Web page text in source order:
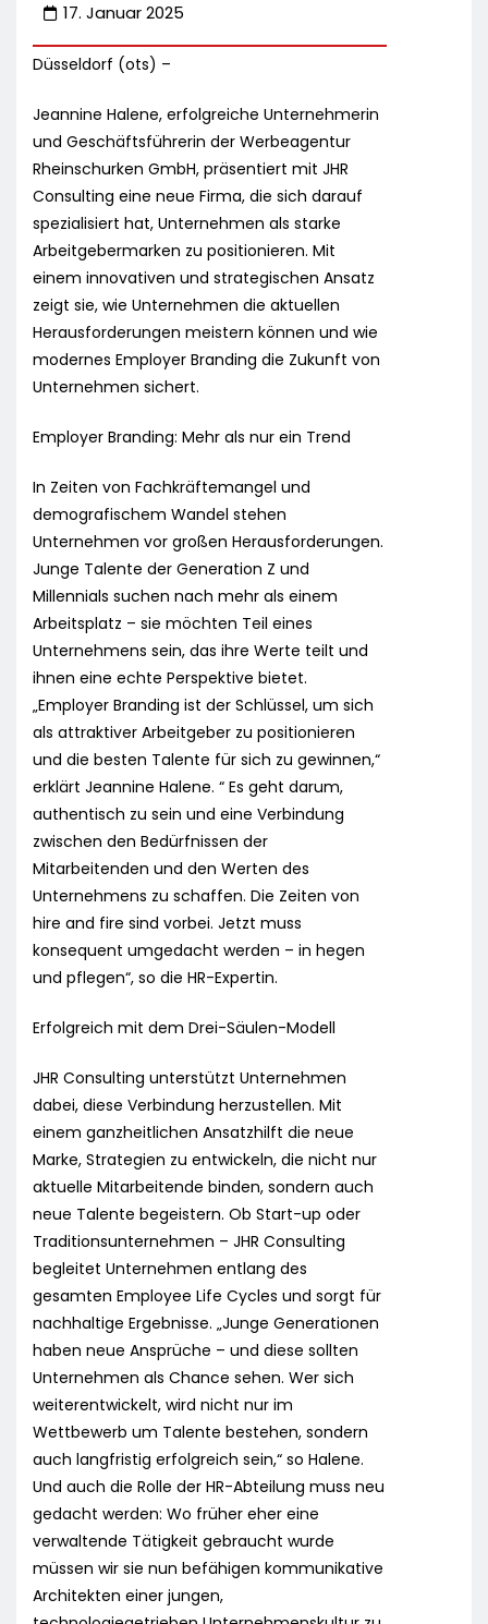
17. Januar 2025
Düsseldorf (ots) –
Jeannine Halene, erfolgreiche Unternehmerin
und Geschäftsführerin der Werbeagentur
Rheinschurken GmbH, präsentiert mit JHR
Consulting eine neue Firma, die sich darauf
spezialisiert hat, Unternehmen als starke
Arbeitgebermarken zu positionieren. Mit
einem innovativen und strategischen Ansatz
zeigt sie, wie Unternehmen die aktuellen
Herausforderungen meistern können und wie
modernes Employer Branding die Zukunft von
Unternehmen sichert.
Employer Branding: Mehr als nur ein Trend
In Zeiten von Fachkräftemangel und
demografischem Wandel stehen
Unternehmen vor großen Herausforderungen.
Junge Talente der Generation Z und
Millennials suchen nach mehr als einem
Arbeitsplatz – sie möchten Teil eines
Unternehmens sein, das ihre Werte teilt und
ihnen eine echte Perspektive bietet.
„Employer Branding ist der Schlüssel, um sich
als attraktiver Arbeitgeber zu positionieren
und die besten Talente für sich zu gewinnen,“
erklärt Jeannine Halene. “ Es geht darum,
authentisch zu sein und eine Verbindung
zwischen den Bedürfnissen der
Mitarbeitenden und den Werten des
Unternehmens zu schaffen. Die Zeiten von
hire and fire sind vorbei. Jetzt muss
konsequent umgedacht werden – in hegen
und pflegen“, so die HR-Expertin.
Erfolgreich mit dem Drei-Säulen-Modell
JHR Consulting unterstützt Unternehmen
dabei, diese Verbindung herzustellen. Mit
einem ganzheitlichen Ansatzhilft die neue
Marke, Strategien zu entwickeln, die nicht nur
aktuelle Mitarbeitende binden, sondern auch
neue Talente begeistern. Ob Start-up oder
Traditionsunternehmen – JHR Consulting
begleitet Unternehmen entlang des
gesamten Employee Life Cycles und sorgt für
nachhaltige Ergebnisse. „Junge Generationen
haben neue Ansprüche – und diese sollten
Unternehmen als Chance sehen. Wer sich
weiterentwickelt, wird nicht nur im
Wettbewerb um Talente bestehen, sondern
auch langfristig erfolgreich sein,“ so Halene.
Und auch die Rolle der HR-Abteilung muss neu
gedacht werden: Wo früher eher eine
verwaltende Tätigkeit gebraucht wurde
müssen wir sie nun befähigen kommunikative
Architekten einer jungen,